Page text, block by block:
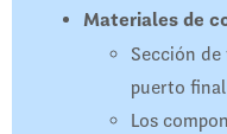
Materiales de
Sección
puerto final
Los